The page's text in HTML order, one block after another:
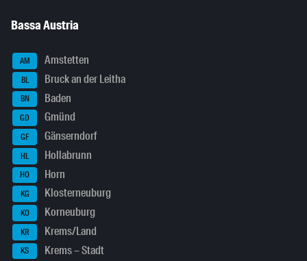
Bassa Austria
AM Amstetten
BL Bruck an der Leitha
BN Baden
GD Gmünd
GF Gänserndorf
HL Hollabrunn
HO Horn
KG Klosterneuburg
KO Korneuburg
KR Krems/Land
KS Krems – Stadt